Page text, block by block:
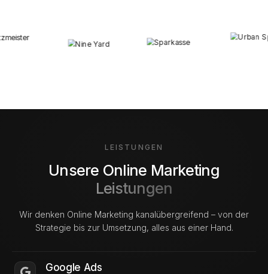
LEISTUNGEN
Unsere Online Marketing
Leistungen
Wir denken Online Marketing kanalübergreifend – von der
Strategie bis zur Umsetzung, alles aus einer Hand.
Google Ads